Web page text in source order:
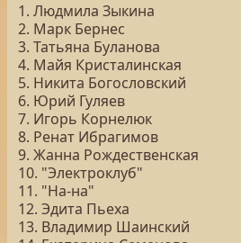
1. Людмила Зыкина
2. Марк Бернес
3. Татьяна Буланова
4. Майя Кристалинская
5. Никита Богословский
6. Юрий Гуляев
7. Игорь Корнелюк
8. Ренат Ибрагимов
9. Жанна Рождественская
10. "Электроклуб"
11. "На-на"
12. Эдита Пьеха
13. Владимир Шаинский